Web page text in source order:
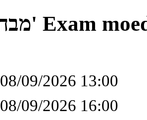
מבחן מועד ב' Exam
08/09/2026 13:00
08/09/2026 16:00